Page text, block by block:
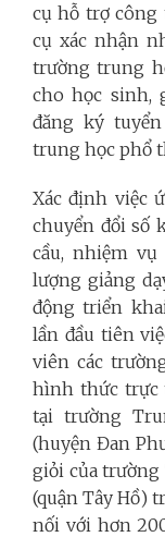
cụ hỗ trợ công
cụ xác nhận
trường trung
cho học sinh,
đăng ký
trung học phổ
Xác định việc
chuyển đổi số
cầu, nhiệm
lượng giảng
động triển
lần đầu tiên
viên các
hình thức trực
tại trường
(huyện Đan
giỏi của
(quận Tây Hồ)
nối với hơn